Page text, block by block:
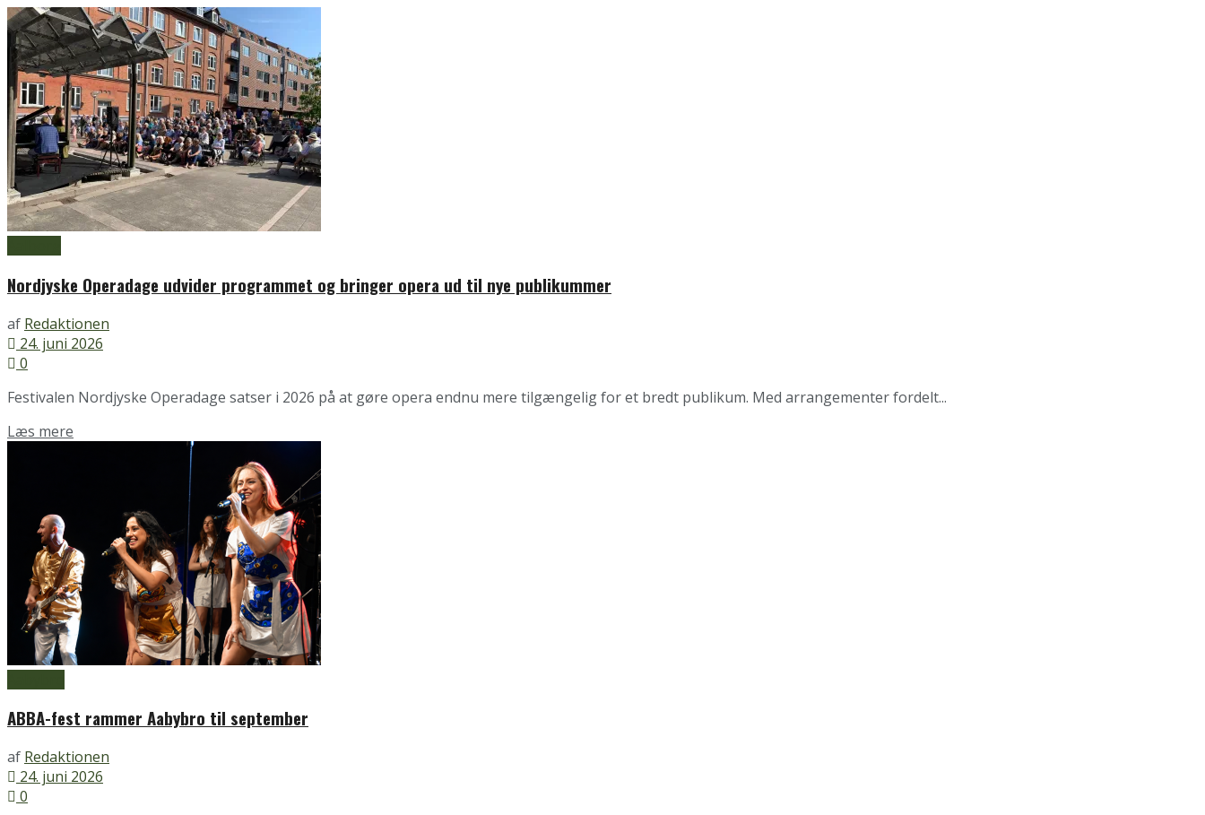
Nordjyske Operadage udvider programmet og bringer opera ud til nye publikummer
af Redaktionen
24. juni 2026
0
Festivalen Nordjyske Operadage satser i 2026 på at gøre opera endnu mere tilgængelig for et bredt publikum. Med arrangementer fordelt...
Læs mere
ABBA-fest rammer Aabybro til september
af Redaktionen
24. juni 2026
0